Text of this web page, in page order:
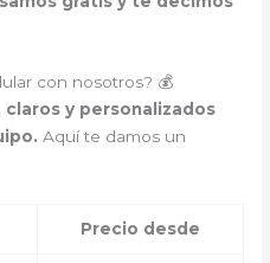
con nosotros? 💰
claros y personalizados
Aquí te damos un
Precio desde